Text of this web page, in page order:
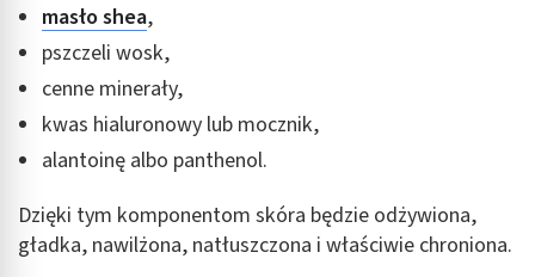
masło shea,
pszczeli wosk,
cenne minerały,
kwas hialuronowy lub mocznik,
alantoinę albo panthenol.
Dzięki tym komponentom skóra będzie odżywiona,
gładka, nawilżona, natłuszczona i właściwie chroniona.